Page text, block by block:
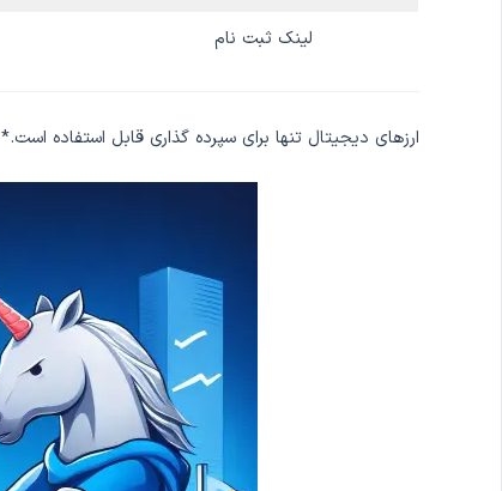
لینک ثبت نام
ارزهای دیجیتال تنها برای سپرده گذاری قابل استفاده است.*